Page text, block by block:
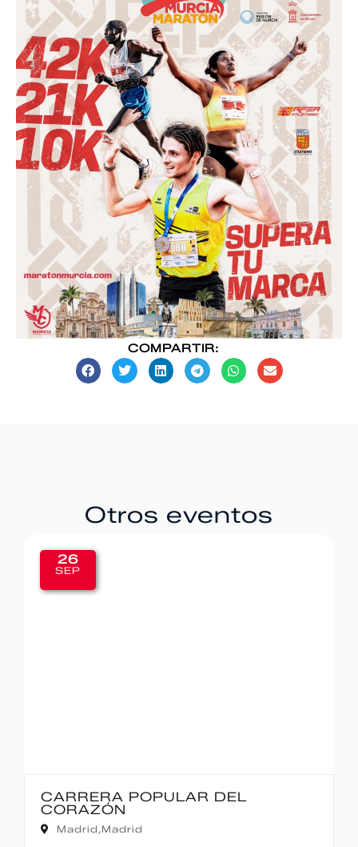
COMPARTIR:
Otros eventos
26
SEP
CARRERA POPULAR DEL
CORAZÓN
Madrid,Madrid